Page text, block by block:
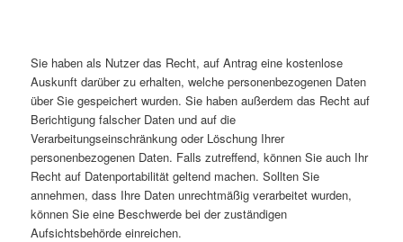
Sie haben als Nutzer das Recht, auf Antrag eine kostenlose
Auskunft darüber zu erhalten, welche personenbezogenen Daten
über Sie gespeichert wurden. Sie haben außerdem das Recht auf
Berichtigung falscher Daten und auf die
Verarbeitungseinschränkung oder Löschung Ihrer
personenbezogenen Daten. Falls zutreffend, können Sie auch Ihr
Recht auf Datenportabilität geltend machen. Sollten Sie
annehmen, dass Ihre Daten unrechtmäßig verarbeitet wurden,
können Sie eine Beschwerde bei der zuständigen
Aufsichtsbehörde einreichen.